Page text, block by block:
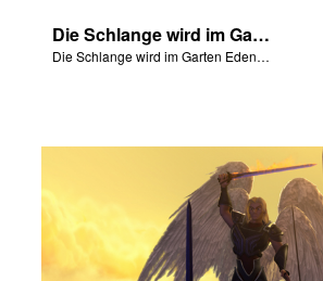
Die Schlange wird im Garten Eden verflucht.
Die Schlange wird im Garten Eden verflucht.